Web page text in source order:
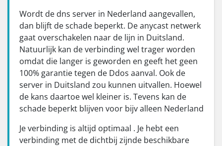
Wordt de dns server in Nederland aangevallen,
dan blijft de schade beperkt. De anycast netwerk
gaat overschakelen naar de lijn in Duitsland.
Natuurlijk kan de verbinding wel trager worden
omdat die langer is geworden en geeft het geen
100% garantie tegen de Ddos aanval. Ook de
server in Duitsland zou kunnen uitvallen. Hoewel
de kans daartoe wel kleiner is. Tevens kan de
schade beperkt blijven voor bijv alleen Nederland
Je verbinding is altijd optimaal . Je hebt een
verbinding met de dichtbij zijnde beschikbare